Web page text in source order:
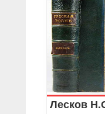
Лесков